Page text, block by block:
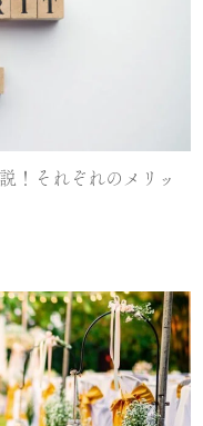
！それぞれのメリッ